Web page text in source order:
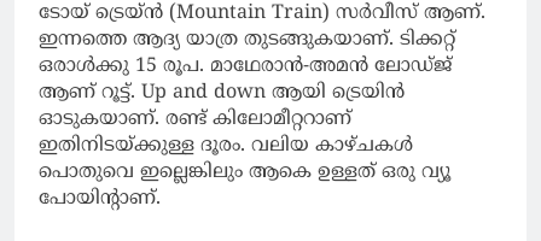
ടോയ് ട്രെയ്ൻ (Mountain Train) സർവീസ് ആണ്.
ഇന്നത്തെ ആദ്യ യാത്ര തുടങ്ങുകയാണ്. ടിക്കറ്റ്
ഒരാൾക്കു 15 രൂപ. മാഥേരാൻ-അമൻ ലോഡ്ജ്
ആണ് റൂട്ട്. Up and down ആയി ട്രെയിൻ
ഓടുകയാണ്. രണ്ട് കിലോമീറ്ററാണ്
ഇതിനിടയ്ക്കുള്ള ദൂരം. വലിയ കാഴ്ചകൾ
പൊതുവെ ഇല്ലെങ്കിലും ആകെ ഉള്ളത് ഒരു വ്യൂ
പോയിന്റാണ്.